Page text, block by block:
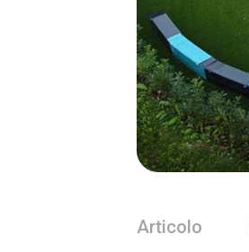
Articolo